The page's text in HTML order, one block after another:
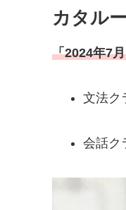
カタル
「2024年7
文法ク
会話ク